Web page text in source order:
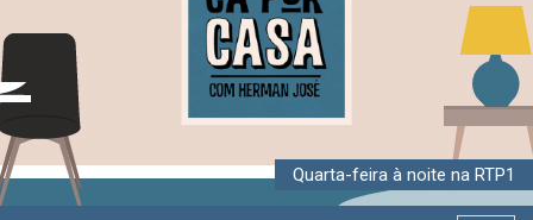
Quarta-feira à noite na RTP1